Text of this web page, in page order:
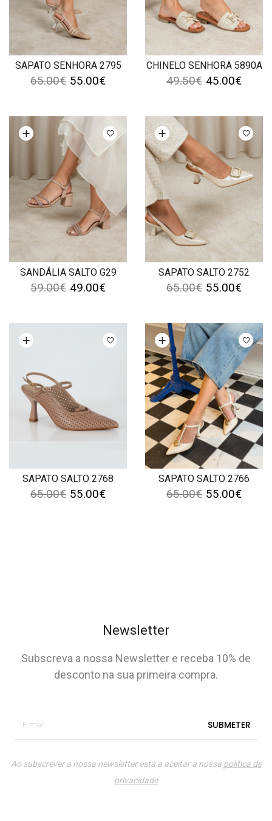
SAPATO SENHORA 2795
65.00€ 55.00€
CHINELO SENHORA 5890A
49.50€ 45.00€
SANDÁLIA SALTO G29
opções
59.00€ 49.00€
SAPATO SALTO 2752
Ver opções
65.00€ 55.00€
SAPATO SALTO 2768
opções
65.00€ 55.00€
SAPATO SALTO 2766
Ver opções
65.00€ 55.00€
Newsletter
Subscreva a nossa Newsletter e receba 10% de
desconto na sua primeira compra.
Ao subscrever a nossa newsletter está a aceitar a nossa política de
privacidade